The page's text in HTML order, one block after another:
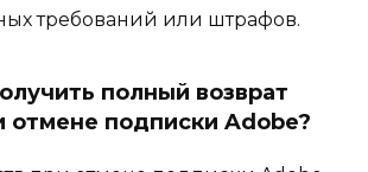
требований или штрафов.
полный возврат
отмене подписки Adobe?